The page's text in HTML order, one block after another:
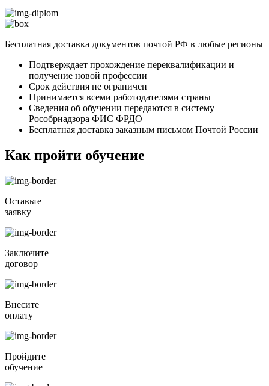
Бесплатная доставка документов почтой РФ в любые регионы
Подтверждает прохождение переквалификации и
получение новой профессии
Срок действия не ограничен
Принимается всеми работодателями страны
Сведения об обучении передаются в систему
Рособрнадзора ФИС ФРДО
Бесплатная доставка заказным письмом Почтой России
Как пройти обучение
Оставьте
заявку
Заключите
договор
Внесите
оплату
Пройдите
обучение